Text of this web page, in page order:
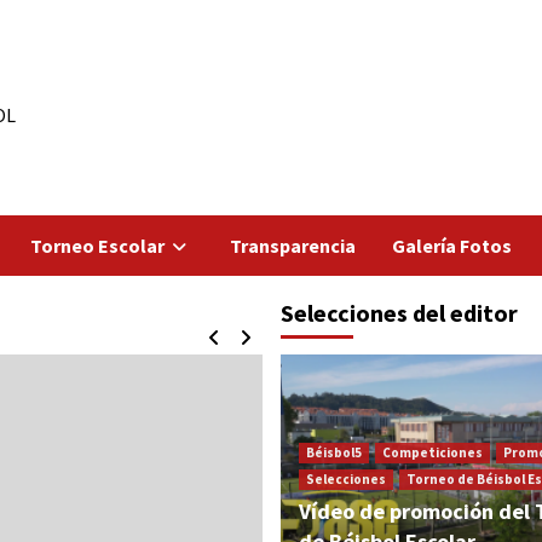
Torneo Escolar Transparencia Galería Fotos
Selecciones del editor
Béisbol5 Competiciones
Selecciones
Torneo de Béisbol
Vídeo de promoción del